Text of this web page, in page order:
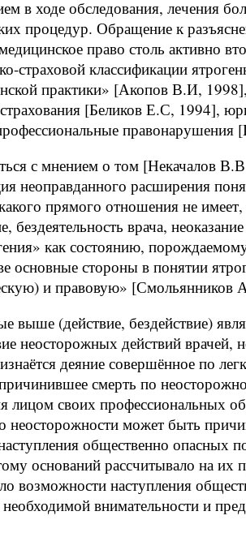
в ходе обследования, лечения
процедур. Обращение к
право столь активно
страховой классификации
практики» [Акопов В.И,
[Беликов Е.С, 1994],
с мнением о том [Некачалов
неоправданного расширения
прямого отношения не имеет,
бездеятельность врача,
как состоянию,
основные стороны в понятии
и правовую»
выше (действие, бездействие)
неосторожных действий врачей,
деяние совершённое по
смерть по
лицом своих профессиональных
может быть
общественно опасных
оснований рассчитывало на их
возможности наступления
внимательности и